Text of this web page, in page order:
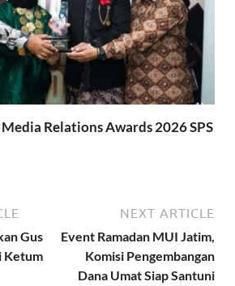
Relations Awards 2026 SPS
Gus
Ketum
NEXT ARTICLE
Event Ramadan MUI Jatim,
Komisi Pengembangan
Dana Umat Siap Santuni